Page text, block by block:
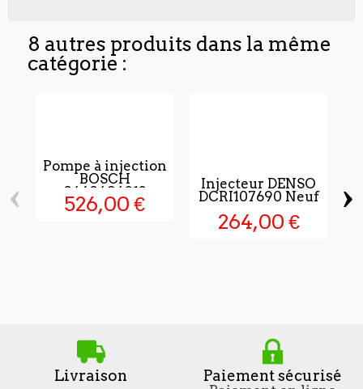
8 autres produits dans la même
catégorie :
Pompe à injection
BOSCH
0460494313
526,00 €
Injecteur DENSO
DCRI107690 Neuf
264,00 €
‹ ›
Livraison Paiement sécurisé